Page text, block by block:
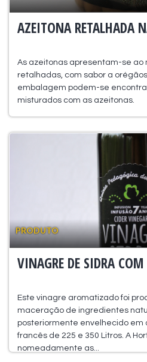
AZEITONA RETALHADA
As azeitonas apresentam-se ao
retalhadas, com sabor a
embalagem podem-se
misturados com as azeitonas.
PRODUTO
VINAGRE DE SIDRA
Este vinagre aromatizado foi
maceração de ingredientes
posteriormente envelhecido em
francês de 225 e 350 Litros. A
nomeadamente as...